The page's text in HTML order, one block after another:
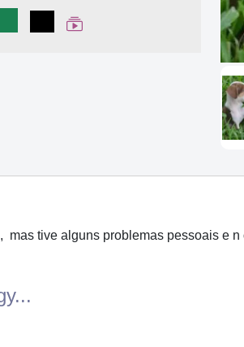
no Facebook
Compartilhar no WhatsApp
Compartilhar
Ver Web Story
mas tive alguns problemas pessoais e